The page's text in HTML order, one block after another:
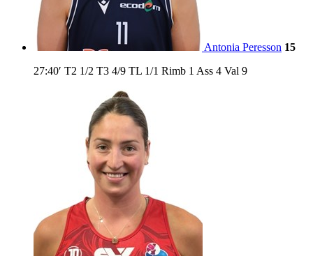
Antonia Peresson 15
27:40′ T2 1/2 T3 4/9 TL 1/1 Rimb 1 Ass 4 Val 9